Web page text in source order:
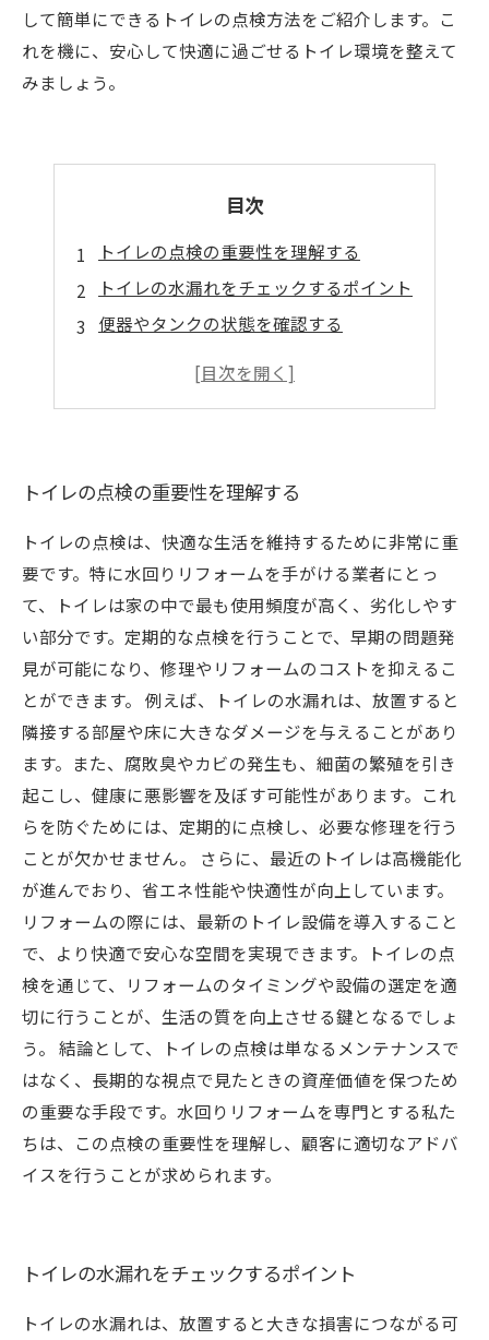
して簡単にできるトイレの点検方法をご紹介します。こ
れを機に、安心して快適に過ごせるトイレ環境を整えて
みましょう。
目次
トイレの点検の重要性を理解する
トイレの水漏れをチェックするポイント
便器やタンクの状態を確認する
排水の流れを確認する方法
トイレの点検の重要性を理解する
トイレの点検は、快適な生活を維持するために非常に重
要です。特に水回りリフォームを手がける業者にとっ
て、トイレは家の中で最も使用頻度が高く、劣化しやす
い部分です。定期的な点検を行うことで、早期の問題発
見が可能になり、修理やリフォームのコストを抑えるこ
とができます。 例えば、トイレの水漏れは、放置すると
隣接する部屋や床に大きなダメージを与えることがあり
ます。また、腐敗臭やカビの発生も、細菌の繁殖を引き
起こし、健康に悪影響を及ぼす可能性があります。これ
らを防ぐためには、定期的に点検し、必要な修理を行う
ことが欠かせません。 さらに、最近のトイレは高機能化
が進んでおり、省エネ性能や快適性が向上しています。
リフォームの際には、最新のトイレ設備を導入すること
で、より快適で安心な空間を実現できます。トイレの点
検を通じて、リフォームのタイミングや設備の選定を適
切に行うことが、生活の質を向上させる鍵となるでしょ
う。 結論として、トイレの点検は単なるメンテナンスで
はなく、長期的な視点で見たときの資産価値を保つため
の重要な手段です。水回りリフォームを専門とする私た
ちは、この点検の重要性を理解し、顧客に適切なアドバ
イスを行うことが求められます。
トイレの水漏れをチェックするポイント
トイレの水漏れは、放置すると大きな損害につながる可